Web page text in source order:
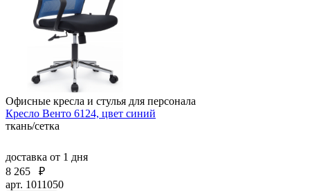
Офисные кресла и стулья для персонала
Кресло Венто 6124, цвет синий
ткань/сетка
доставка от 1 дня
8 265
₽
арт. 1011050